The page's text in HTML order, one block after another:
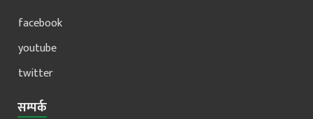
facebook
youtube
twitter
सम्पर्क